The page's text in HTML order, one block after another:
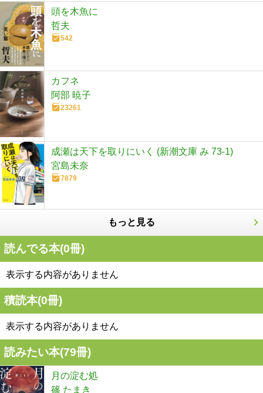
頭を木魚に
哲夫
542
カフネ
阿部 暁子
23261
成瀬は天下を取りにいく (新潮文庫 み 73-1)
宮島未奈
7879
もっと見る
読んでる本(0冊)
表示する内容がありません
積読本(0冊)
表示する内容がありません
読みたい本(79冊)
月の淀む処
篠 たまき